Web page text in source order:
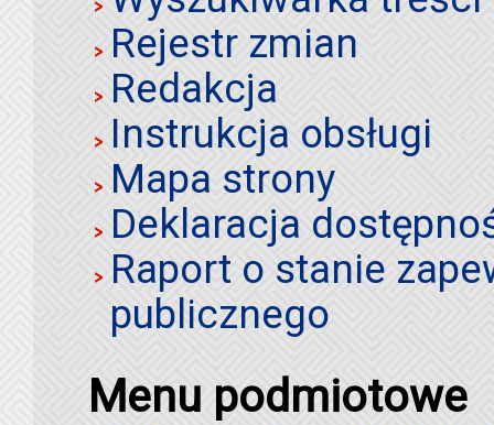
Rejestr zmian
Redakcja
Instrukcja obsługi
Mapa strony
Deklaracja
Raport o stanie
publicznego
Menu podmiotowe